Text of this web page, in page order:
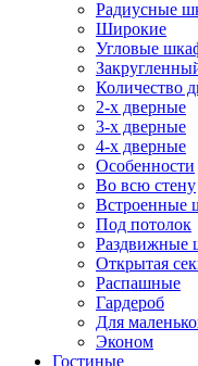
Радиусные
Широкие
Угловые
Количество
2-х дверные
3-х дверные
4-х дверные
Особенности
Во всю стену
Встроенные
Под потолок
Раздвижные
Открытая
Распашные
Гардероб
Для
Эконом
Гостиные